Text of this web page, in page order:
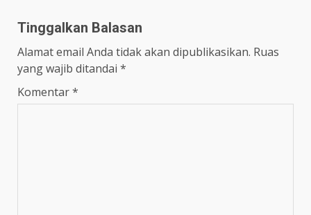
Tinggalkan Balasan
Alamat email Anda tidak akan dipublikasikan. Ruas
yang wajib ditandai *
Komentar*